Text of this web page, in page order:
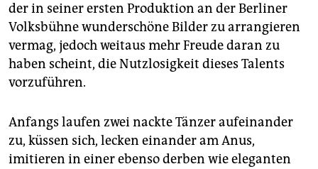
der in seiner ersten Produktion an der Berliner
Volksbühne wunderschöne Bilder zu arrangieren
vermag, jedoch weitaus mehr Freude daran zu
haben scheint, die Nutzlosigkeit dieses Talents
vorzuführen.
Anfangs laufen zwei nackte Tänzer aufeinander
zu, küssen sich, lecken einander am Anus,
imitieren in einer ebenso derben wie eleganten